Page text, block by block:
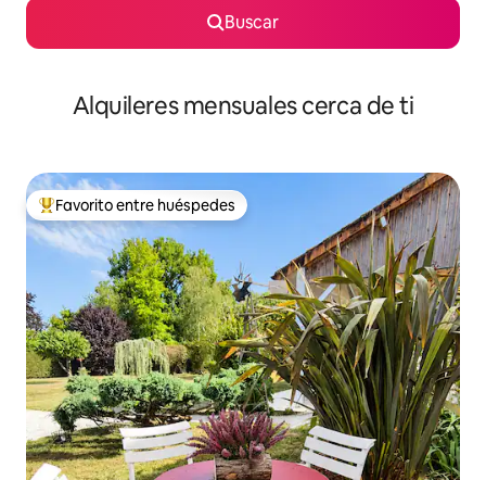
Buscar
Alquileres mensuales cerca de ti
Favorito entre huéspedes preferido
Favorito entre huéspedes